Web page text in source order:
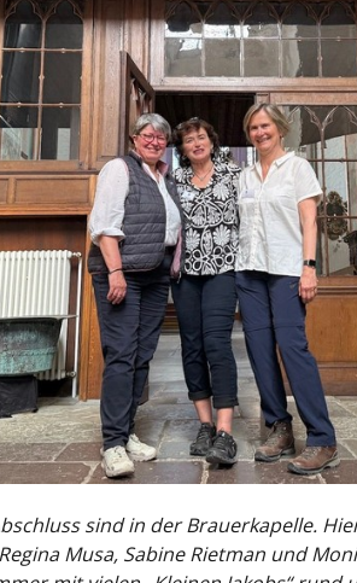
sind in der Brauerkapelle.
Musa, Sabine Rietman und